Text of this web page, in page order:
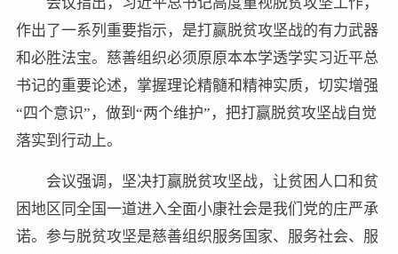
作出了一系列重要指示，是打赢脱贫攻坚战的有力武器
和必胜法宝。慈善组织必须原原本本学透学实习近平总
书记的重要论述，掌握理论精髓和精神实质，切实增强
“四个意识”，做到“两个维护”，把打赢脱贫攻坚战自觉
落实到行动上。
会议强调，坚决打赢脱贫攻坚战，让贫困人口和贫
困地区同全国一道进入全面小康社会是我们党的庄严承
诺。参与脱贫攻坚是慈善组织服务国家、服务社会、服